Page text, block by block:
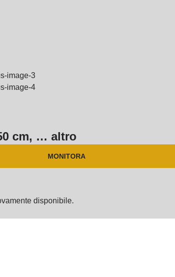
cm, … altro
MONITORA
disponibile.